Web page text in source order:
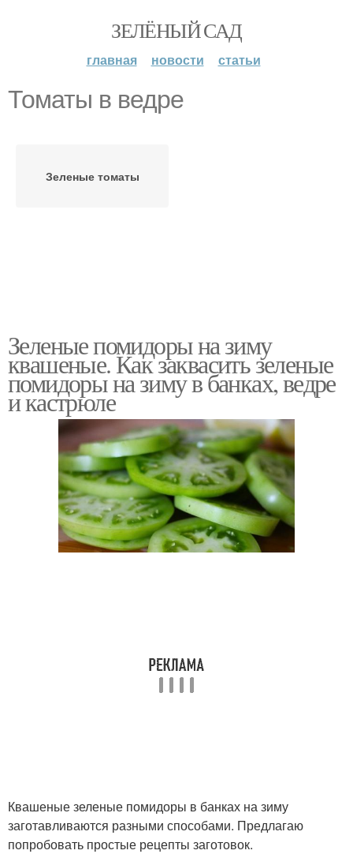
ЗЕЛЁНЫЙ САД
главная новости статьи
Томаты в ведре
Зеленые томаты
Зеленые помидоры на зиму
квашеные. Как заквасить зеленые
помидоры на зиму в банках, ведре
и кастрюле
Квашеные зеленые помидоры в банках на зиму
заготавливаются разными способами. Предлагаю
попробовать простые рецепты заготовок.